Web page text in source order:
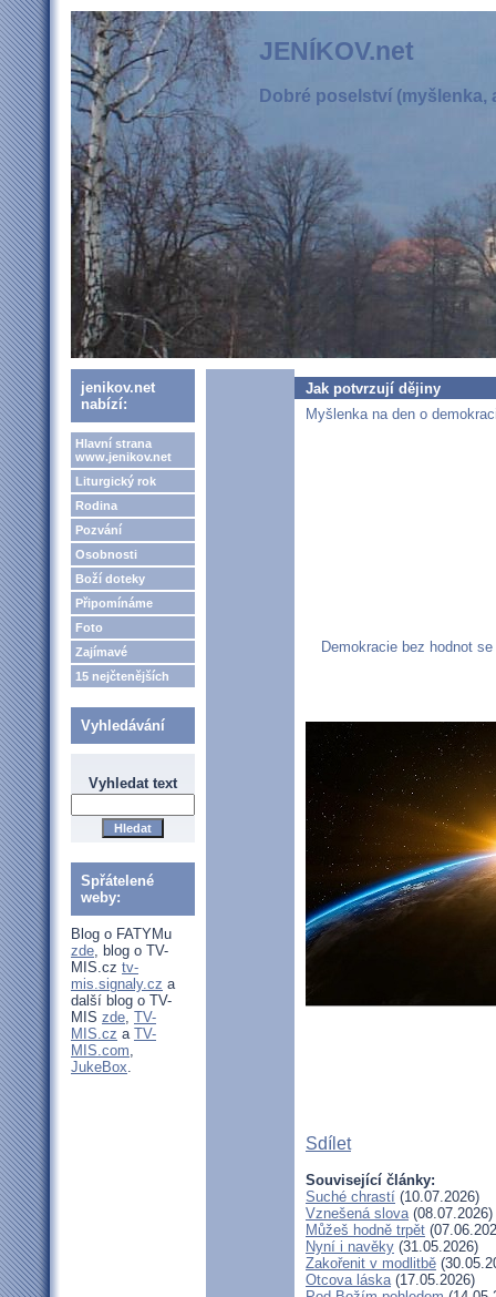
JENÍKOV.net
Dobré poselství (myšlenka,
jenikov.net
nabízí:
Hlavní strana
www.jenikov.net
Liturgický rok
Rodina
Pozvání
Osobnosti
Boží doteky
Připomínáme
Foto
Zajímavé
15 nejčtenějších
Vyhledávání
Vyhledat text
Spřátelené
weby:
Blog o FATYMu
zde, blog o TV-
MIS.cz tv-
mis.signaly.cz a
další blog o TV-
MIS zde, TV-
MIS.cz a TV-
MIS.com,
JukeBox.
Jak potvrzují dějiny
Myšlenka na den o
Demokracie bez hodnot
Sdílet
Související články:
Suché chrastí (10.07.2026)
Vznešená slova(08.07.2026)
Můžeš hodně trpět
Nyní i navěky (31.05.2026)
Zakořenit v modlitbě
Otcova láska(17.05.2026)